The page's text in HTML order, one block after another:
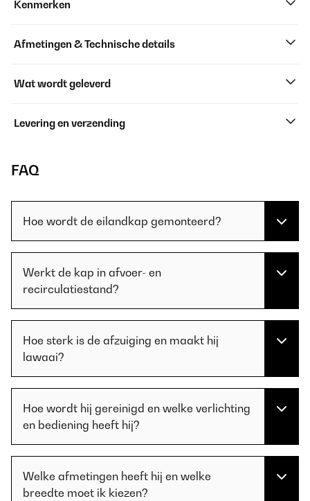
Kenmerken
Afmetingen & Technische details
Wat wordt geleverd
Levering en verzending
FAQ
Hoe wordt de eilandkap gemonteerd?
Werkt de kap in afvoer- en
recirculatiestand?
Hoe sterk is de afzuiging en maakt hij
lawaai?
Hoe wordt hij gereinigd en welke verlichting
en bediening heeft hij?
Welke afmetingen heeft hij en welke
breedte moet ik kiezen?